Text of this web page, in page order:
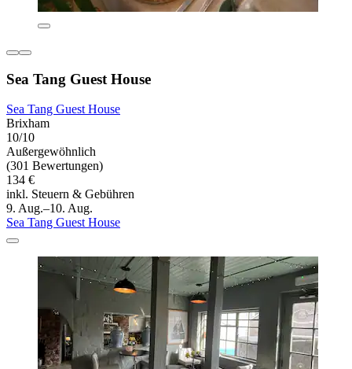
Sea Tang Guest House
Sea Tang Guest House
Brixham
10/10
Außergewöhnlich
(301 Bewertungen)
134 €
inkl. Steuern & Gebühren
9. Aug.–10. Aug.
Sea Tang Guest House